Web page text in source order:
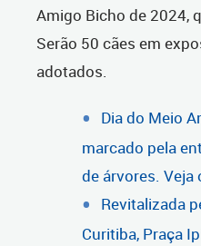
Amigo Bicho de 2024,
Serão 50 cães em
adotados.
Dia do Meio
marcado pela
de árvores. Veja
Revitalizada
Curitiba, Praça